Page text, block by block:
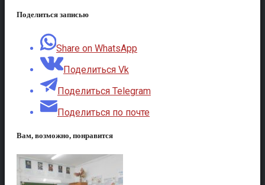
Поделиться записью
Share on WhatsApp
Поделиться Vk
Поделиться Telegram
Поделиться по почте
Вам, возможно, понравится